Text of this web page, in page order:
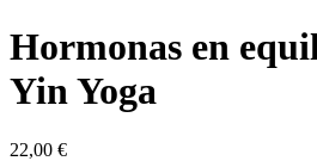
Hormonas en
Yin Yoga
22,00 €